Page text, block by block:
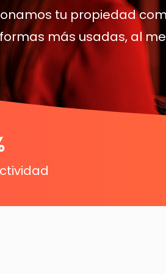
tu propiedad
más usadas, al